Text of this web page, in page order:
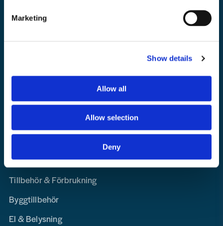
Marketing
Show details
Allow all
Allow selection
Deny
Om Toolab
Navigation
Maskin, Laser & Handverktyg
Personligt Skydd & Kläder
Hem, Skog & Trädgård
Tillbehör & Förbrukning
Byggtillbehör
El & Belysning